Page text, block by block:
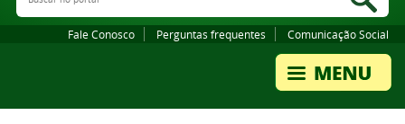
Fale Conosco Perguntas frequentes Comunicação Social